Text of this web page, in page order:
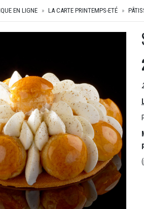
EN LIGNE LA CARTE PRINTEMPS-ETÉ